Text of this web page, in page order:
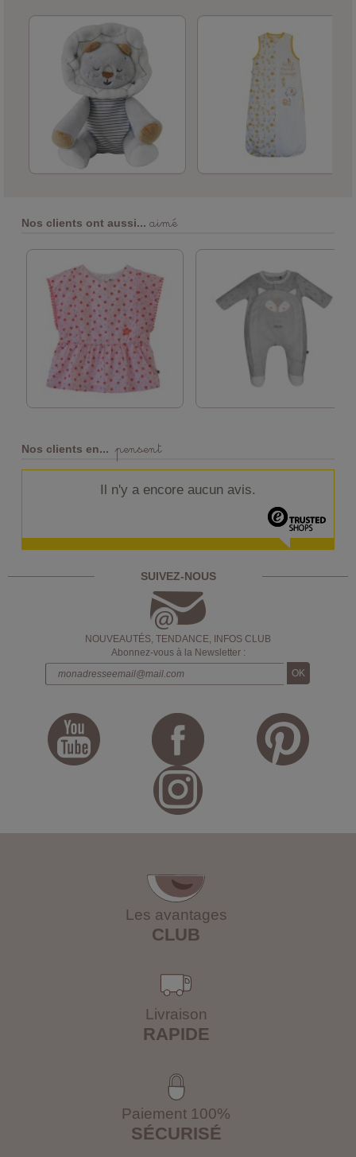
Nos clients ont aussi... aimé
Nos clients en... pensent
Il n'y a encore aucun avis.
SUIVEZ-NOUS
NOUVEAUTÉS, TENDANCE, INFOS CLUB
Abonnez-vous à la Newsletter :
Les avantages
CLUB
Livraison
RAPIDE
Paiement 100%
SÉCURISÉ